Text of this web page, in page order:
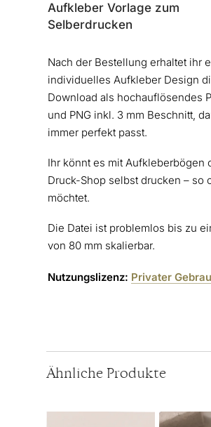
Aufkleber Vorlage zum
Selberdrucken
Nach der Bestellung erhaltet ihr
individuelles Aufkleber Design
Download als hochauflösendes
und PNG inkl. 3 mm Beschnitt,
immer perfekt passt.
Ihr könnt es mit Aufkleberbögen
Druck-Shop selbst drucken – so
möchtet.
Die Datei ist problemlos bis zu
von 80 mm skalierbar.
Nutzungslizenz: Privater
Ähnliche Produkte
Dieses